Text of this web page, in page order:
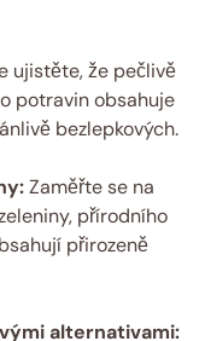
ujistěte, že pečlivě
potravin obsahuje
bezlepkových.
Zaměřte se na
přírodního
přirozeně
alternativami: